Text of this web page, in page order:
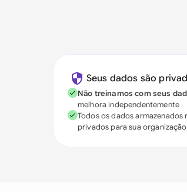
Seus dados são
Não treinamos com seus
melhora independentemente
Todos os dados armazenados
privados para sua organização